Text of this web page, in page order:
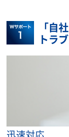
「自
トラ